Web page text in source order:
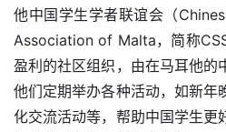
他中国学生学者联谊会（
Association of Malta，简称
盈利的社区组织，由在马耳他的
他们定期举办各种活动，如新年
化交流活动等，帮助中国学生更